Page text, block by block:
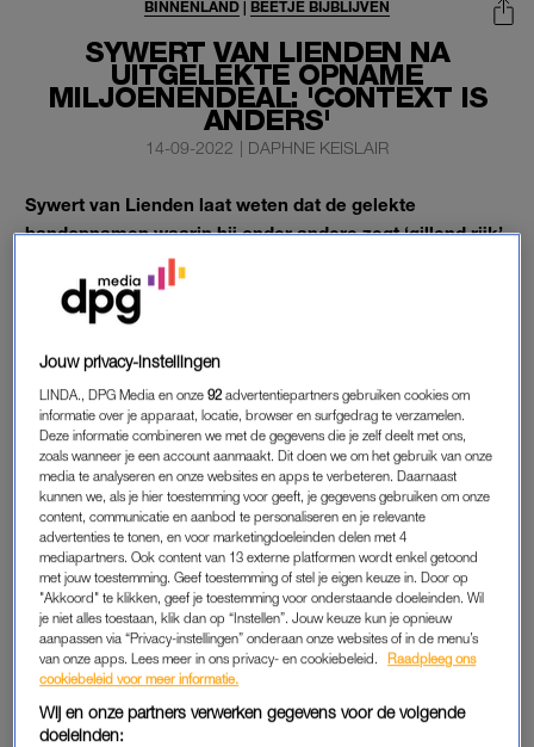
SYWERT VAN LIENDEN NA
UITGELEKTE OPNAME
MILJOENENDEAL: 'CONTEXT IS
ANDERS'
BINNENLAND | BEETJE BIJBLIJVEN
14-09-2022 | DAPHNE KEISLAIR
Sywert van Lienden laat weten dat de gelekte
bandopnamen waarin hij onder andere zegt ‘gillend rijk’
te willen worden ‘een andere context’ heeft. Het zou
gaan om een lang gesprek waaruit zou blijken dat zijn
uitspraken een ‘andere intentie en strekking’ hebben.
Dit laat Sywert van Lienden via Twitter weten.
MONDKAPJESDEAL
Van Lienden meldt op Twitter dat debandopnamengelekte
fragmenten zijn in de aanloop naar een rapport van
onderzoeksbureau Deloitte naar de mondkapjesdeal. De
opnamen zijn in handen van deVolkskranten hebben enkele
uitspraken gepubliceerd.
Zo is te horen dat de ondernemer en zijn compagnons al in
een vroeg stadium plannen maakten voor een ‘commercieel
avontuur’. Volgens van Van Lienden ligt het wat genuanceerder
en zal uit de opgenomen gesprekken blijken dat de “intentie
Jouw privacy-instellingen
LINDA., DPG Media en onze92 advertentiepartners gebruiken cookies om
informatie over je apparaat, locatie, browser en surfgedrag te verzamelen.
Deze informatie combineren we met de gegevens die je zelf deelt met ons,
zoals wanneer je een account aanmaakt. Dit doen we om het gebruik van onze
media te analyseren en onze websites en apps te verbeteren. Daarnaast
kunnen we, als je hier toestemming voor geeft, je gegevens gebruiken om onze
content, communicatie en aanbod te personaliseren en je relevante
advertenties te tonen, en voor marketingdoeleinden delen met 4
mediapartners. Ook content van 13 externe platformen wordt enkel getoond
met jouw toestemming. Geef toestemming of stel je eigen keuze in. Door op
"Akkoord" te klikken, geef je toestemming voor onderstaande doeleinden. Wil
je niet alles toestaan, klik dan op “Instellen”. Jouw keuze kun je opnieuw
aanpassen via “Privacy-instellingen” onderaan onze websites of in de menu’s
van onze apps. Lees meer in ons privacy- en cookiebeleid.
Raadpleeg ons
cookiebeleid voor meer informatie.
Wij en onze partners verwerken gegevens voor de volgende
doeleinden: